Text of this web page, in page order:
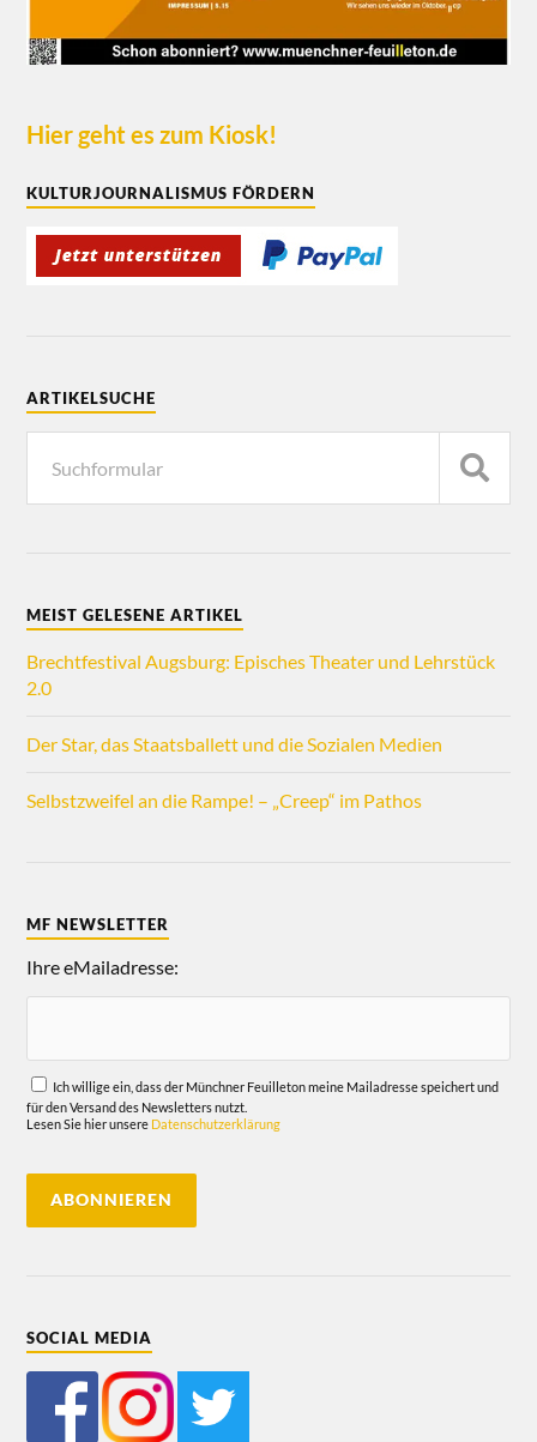
Hier geht es zum Kiosk!
KULTURJOURNALISMUS FÖRDERN
ARTIKELSUCHE
MEIST GELESENE ARTIKEL
Brechtfestival Augsburg: Episches Theater und Lehrstück
2.0
Der Star, das Staatsballett und die Sozialen Medien
Selbstzweifel an die Rampe! – „Creep“ im Pathos
MF NEWSLETTER
Ihre eMailadresse:
Ich willige ein, dass der Münchner Feuilleton meine Mailadresse speichert und
für den Versand des Newsletters nutzt.
Lesen Sie hier unsere Datenschutzerklärung
SOCIAL MEDIA